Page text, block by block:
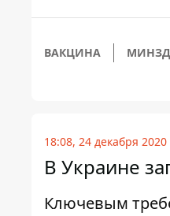
ВАКЦИНА
18:08, 24 декабря 2020
В Украине
Ключевым